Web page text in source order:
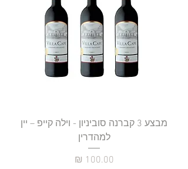
מבצע 3 קברנה סוביניון - וילה קייפ – יין
למהדרין
מחיר